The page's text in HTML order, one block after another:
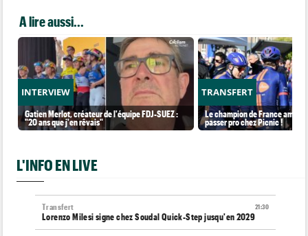
A lire aussi...
INTERVIEW
Gatien Merlot, créateur de l'équipe FDJ-SUEZ :
"20 ans que j'en rêvais"
TRANSFERT
Le champion de France
passer pro chez Picnic !
L'INFO EN LIVE
21:30
Transfert
Lorenzo Milesi signe chez Soudal Quick-Step jusqu'en 2029